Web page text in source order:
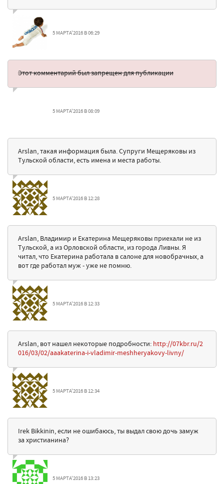
5 МАРТА'2016 В 06:29
Этот комментарий был запрещен для публикации
5 МАРТА'2016 В 08:09
Arslan, такая информация была. Супруги Мещеряковы из
Тульской области, есть имена и места работы.
5 МАРТА'2016 В 12:28
Arslan, Владимир и Екатерина Мещеряковы приехали не из
Тульской, а из Орловской области, из города Ливны. Я
читал, что Екатерина работала в салоне для новобрачных, а
вот где работал муж - уже не помню.
5 МАРТА'2016 В 12:33
Arslan, вот нашел некоторые подробности: http://07kbr.ru/2
016/03/02/aaakaterina-i-vladimir-meshheryakovy-livny/
5 МАРТА'2016 В 12:34
Irek Bikkinin, если не ошибаюсь, ты выдал свою дочь замуж
за христианина?
5 МАРТА'2016 В 13:23